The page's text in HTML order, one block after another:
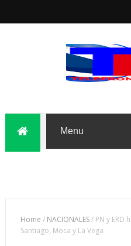
Home / NACIONALES/ PN y ERD
Santiago, Moca y La Vega